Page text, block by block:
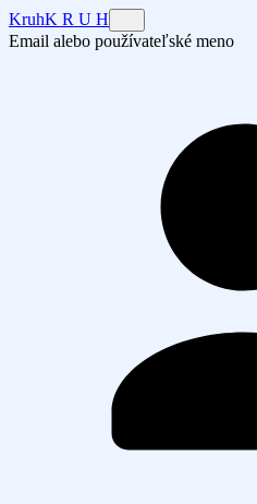
KruhK R U H
Email alebo používateľské meno